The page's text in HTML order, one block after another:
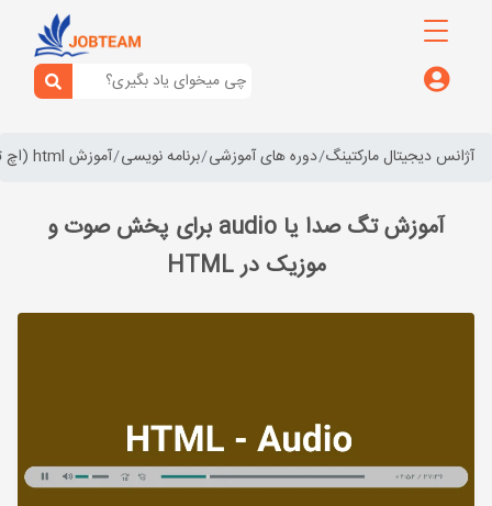
آژانس دیجیتال مارکتینگ دوره های آموزشی برنامه نویسی آموزش html (اچ تی ام ال)
آموزش تگ صدا یا audio برای پخش صوت و
موزیک در HTML